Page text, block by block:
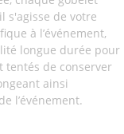
s'agisse de votre
à l’événement,
longue durée pour
tentés de conserver
ainsi
l’événement.